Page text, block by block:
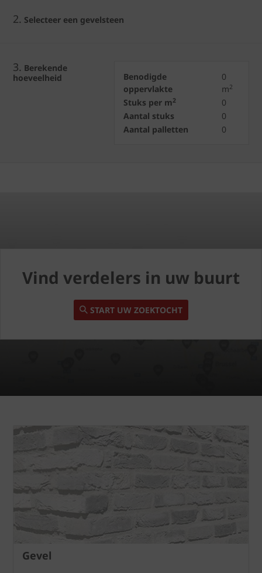
2. Selecteer een gevelsteen
3. Berekende
hoeveelheid
Benodigde
oppervlakte
0
m2
Stuks per m2
0
Aantal stuks
0
Aantal palletten
0
Vind verdelers in uw buurt
START UW ZOEKTOCHT
Gevel